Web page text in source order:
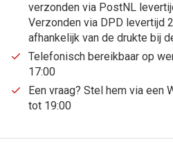
verzonden via PostNL
Verzonden via DPD levertijd
afhankelijk van de drukte bij
Telefonisch bereikbaar op
17:00
Een vraag? Stel hem via een
tot 19:00